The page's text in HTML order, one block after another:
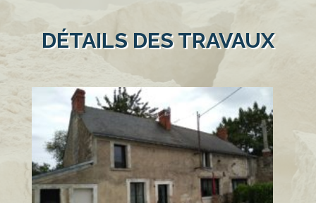
DÉTAILS DES TRAVAUX